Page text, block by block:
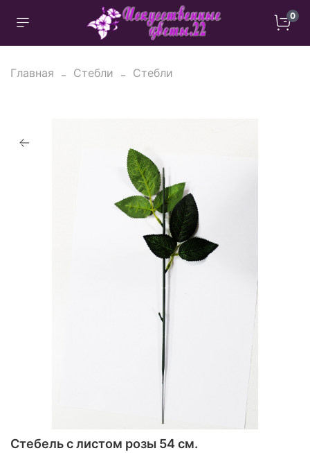
0
Главная Стебли Стебли
Стебель с листом розы 54 см.